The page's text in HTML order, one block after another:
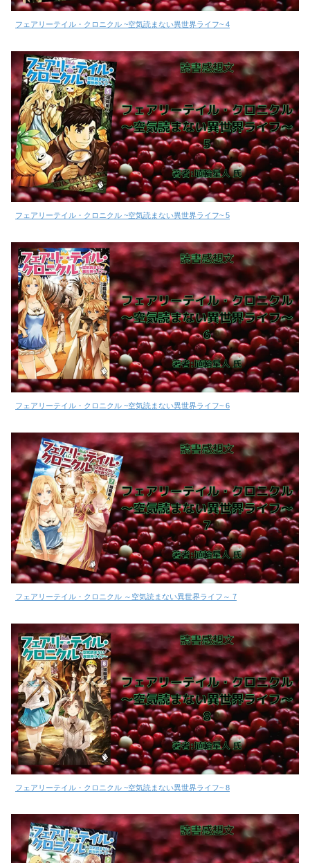
フェアリーテイル・クロニクル ~空気読まない異世界ライフ~ 4
フェアリーテイル・クロニクル ~空気読まない異世界ライフ~ 5
フェアリーテイル・クロニクル ~空気読まない異世界ライフ~ 6
フェアリーテイル・クロニクル ～空気読まない異世界ライフ～ 7
フェアリーテイル・クロニクル ~空気読まない異世界ライフ~ 8